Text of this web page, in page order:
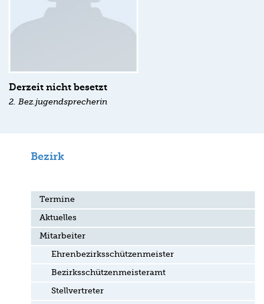
Derzeit nicht besetzt
2. Bez.jugendsprecherin
Bezirk
Termine
Aktuelles
Mitarbeiter
Ehrenbezirksschützenmeister
Bezirksschützenmeisteramt
Stellvertreter